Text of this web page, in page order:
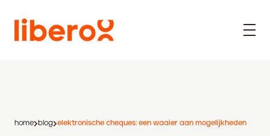
home blog elektronische cheques: een waaier aan mogelijkheden